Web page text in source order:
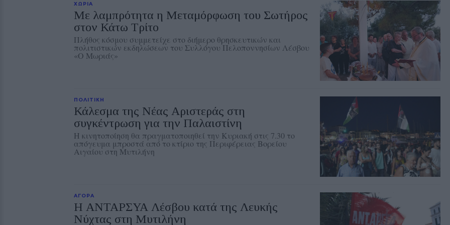
ΧΩΡΙΑ
Με λαμπρότητα η Μεταμόρφωση του Σωτήρος
στον Κάτω Τρίτο
Πλήθος κόσμου συμμετείχε στο διήμερο θρησκευτικών και
πολιτιστικών εκδηλώσεων του Συλλόγου Πελοποννησίων Λέσβου
«Ο Μωριάς»
ΠΟΛΙΤΙΚΗ
Κάλεσμα της Νέας Αριστεράς στη
συγκέντρωση για την Παλαιστίνη
Η κινητοποίηση θα πραγματοποιηθεί την Κυριακή στις 7.30 το
απόγευμα μπροστά από το κτίριο της Περιφέρειας Βορείου
Αιγαίου στη Μυτιλήνη
ΑΓΟΡΑ
Η ΑΝΤΑΡΣΥΑ Λέσβου κατά της Λευκής
Νύχτας στη Μυτιλήνη